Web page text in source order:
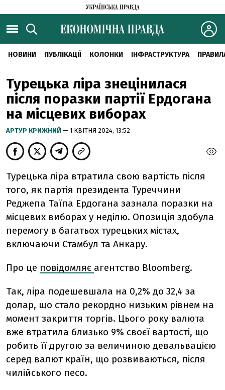
НОВИНИ ПУБЛІКАЦІЇ КОЛОНКИ ІНФРАСТРУКТУРА
Турецька ліра знецінилася
після поразки партії Ердогана
на місцевих виборах
АРТУР КРИЖНИЙ — 1 КВІТНЯ 2024, 13:52
Турецька ліра втратила свою вартість після
того, як партія президента Туреччини
Реджепа Таїпа Ердогана зазнала поразки на
місцевих виборах у неділю. Опозиція здобула
перемогу в багатьох турецьких містах,
включаючи Стамбул та Анкару.
Про це повідомляє агентство Bloomberg.
Так, ліра подешевшала на 0,2% до 32,4 за
долар, що стало рекордно низьким рівнем на
момент закриття торгів. Цього року валюта
вже втратила близько 9% своєї вартості, що
робить її другою за величиною девальвацією
серед валют країн, що розвиваються, після
чилійського песо.